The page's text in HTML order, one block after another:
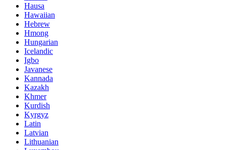
Hausa
Hawaiian
Hebrew
Hmong
Hungarian
Icelandic
Igbo
Javanese
Kannada
Kazakh
Khmer
Kurdish
Kyrgyz
Latin
Latvian
Lithuanian